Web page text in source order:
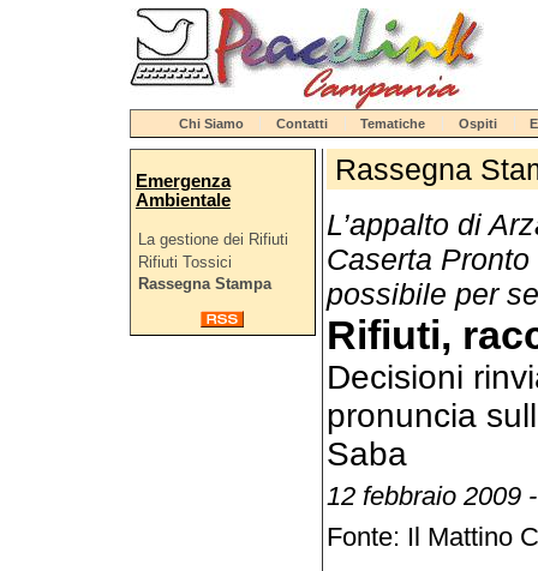
Chi Siamo Contatti Tematiche Ospiti
Emergenza
Ambientale
La gestione dei Rifiuti
Rifiuti Tossici
Rassegna Stampa
Rassegna
L’appalto di
Caserta
possibile per
Rifiuti,
Decisioni
pronuncia
Saba
12 febbraio 2009
Fonte: Il Mattino